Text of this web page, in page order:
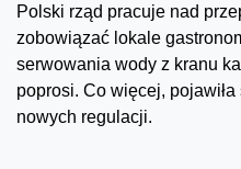
Polski rząd pracuje nad
zobowiązać lokale
serwowania wody z kranu
poprosi. Co więcej,
nowych regulacji.